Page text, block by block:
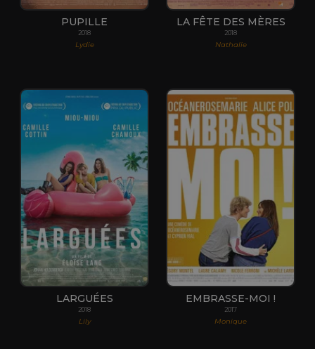
PUPILLE
2018
Lydie
LA FÊTE DES MÈRES
2018
Nathalie
LARGUÉES
2018
Lily
EMBRASSE-MOI !
2017
Monique